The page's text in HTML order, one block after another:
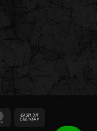
MasterCard